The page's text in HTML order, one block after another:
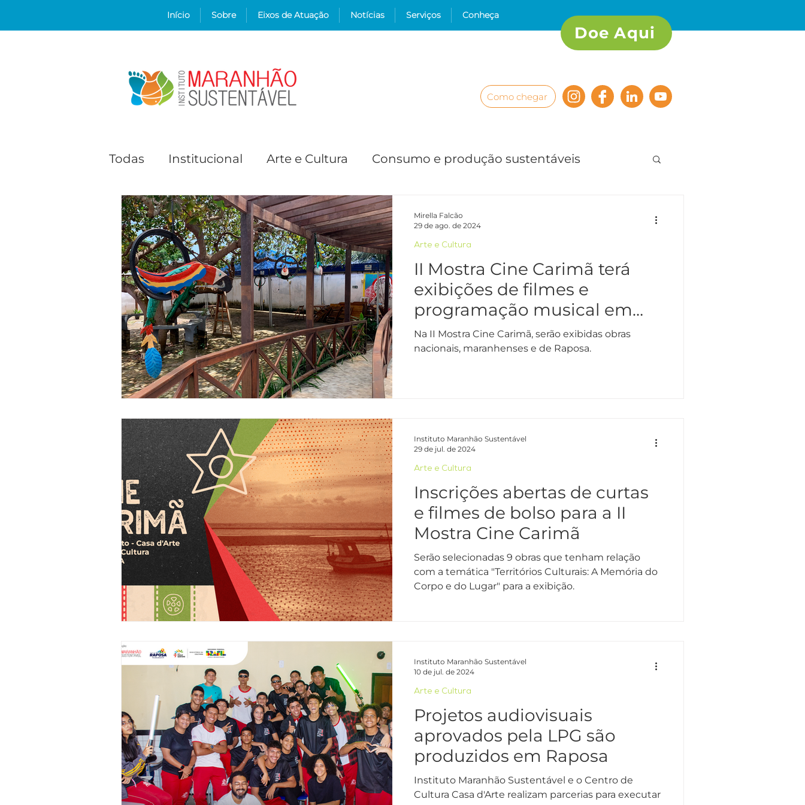
Início Sobre Eixos de Atuação Notícias Serviços Conheça
Doe Aqui
Como chegar
Todas Institucional Arte e Cultura Consumo e produção sustentáveis
Comunidades e cidades Proteção de Ecossistemas
Comitê de Cultura
II Mostra Cine Carimã terá
exibições de filmes e
programação musical em
Raposa neste sábado (31)
Na II Mostra Cine Carimã, serão exibidas obras
nacionais, maranhenses e de Raposa.
Arte e Cultura
Mirella Falcão
29 de ago. de 2024
Inscrições abertas de curtas
e filmes de bolso para a II
Mostra Cine Carimã
Serão selecionadas 9 obras que tenham relação
com a temática "Territórios Culturais: A Memória do
Corpo e do Lugar" para a exibição.
Arte e Cultura
Instituto Maranhão Sustentável
29 de jul. de 2024
Projetos audiovisuais
aprovados pela LPG são
produzidos em Raposa
Instituto Maranhão Sustentável e o Centro de
Cultura Casa d'Arte realizam parcerias para executar
Arte e Cultura
Instituto Maranhão Sustentável
10 de jul. de 2024